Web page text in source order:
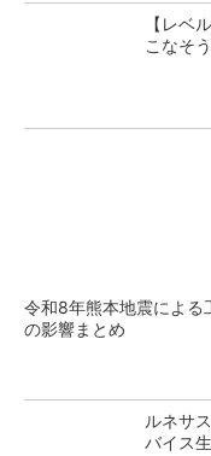
【レベ
こなそう
令和8年熊本地震による
の影響まとめ
ルネサ
バイス